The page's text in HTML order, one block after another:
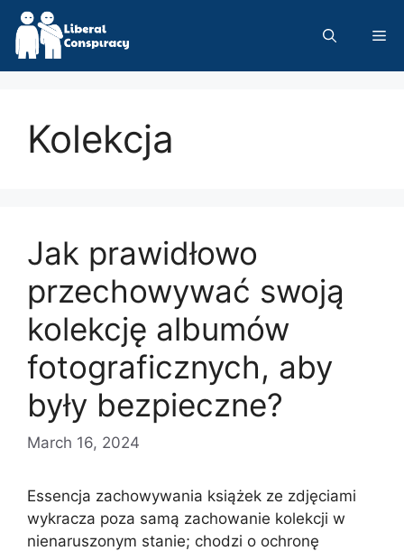
Skip
content
Kolekcja
Jak prawidłowo
przechowywać swoją
kolekcję albumów
fotograficznych, aby
były bezpieczne?
March 16, 2024
Essencja zachowywania książek ze zdjęciami
wykracza poza samą zachowanie kolekcji w
nienaruszonym stanie; chodzi o ochronę